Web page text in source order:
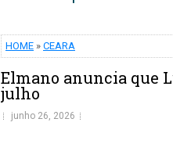
HOME » CEARA
Elmano anuncia que
julho
junho 26, 2026